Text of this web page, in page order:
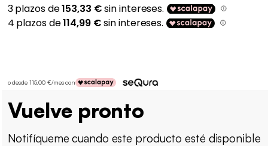
o desde 115,00 €/mes con
Vuelve pronto
Notifíqueme cuando este producto esté disponible